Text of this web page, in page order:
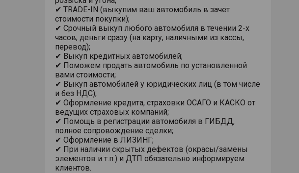
✔ TRADE-IN (выкупим ваш автомобиль в зачет
стоимости покупки);
✔ Срочный выкуп любого автомобиля в течении 2-х
часов, деньги сразу (на карту, наличными из кассы,
перевод);
✔ Выкуп кредитных автомобилей;
✔ Поможем продать автомобиль по установленной
вами стоимости;
✔ Выкуп автомобилей у юридических лиц (в том числе
и без НДС);
✔ Оформление кредита, страховки ОСАГО и КАСКО от
ведущих страховых компаний;
✔ Помощь в регистрации автомобиля в ГИБДД,
полное сопровождение сделки;
✔ Оформление в ЛИЗИНГ;
✔ При наличии скрытых дефектов (окрасы/замены
элементов и т.п.) и ДТП обязательно информируем
клиентов.